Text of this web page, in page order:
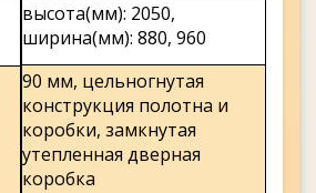
высота(мм): 2050,
ширина(мм): 880, 960
90 мм, цельногнутая
конструкция полотна и
коробки, замкнутая
утепленная дверная
коробка